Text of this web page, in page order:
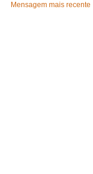
Mensagem mais recente